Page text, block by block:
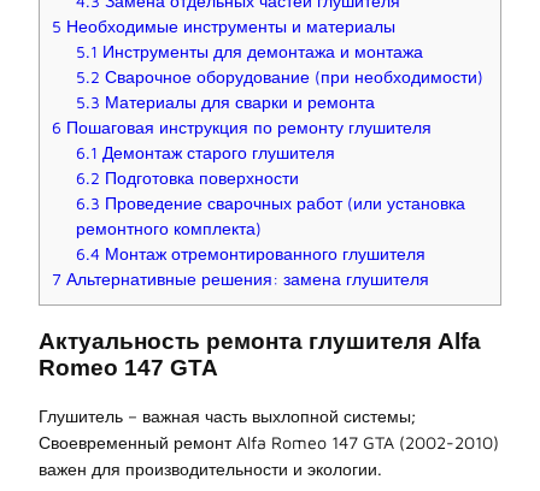
5 Необходимые инструменты и материалы
5.1 Инструменты для демонтажа и монтажа
5.2 Сварочное оборудование (при необходимости)
5.3 Материалы для сварки и ремонта
6 Пошаговая инструкция по ремонту глушителя
6.1 Демонтаж старого глушителя
6.2 Подготовка поверхности
6.3 Проведение сварочных работ (или установка
ремонтного комплекта)
6.4 Монтаж отремонтированного глушителя
7 Альтернативные решения: замена глушителя
Актуальность ремонта глушителя Alfa
Romeo 147 GTA
Глушитель – важная часть выхлопной системы;
Своевременный ремонт Alfa Romeo 147 GTA (2002-2010)
важен для производительности и экологии.